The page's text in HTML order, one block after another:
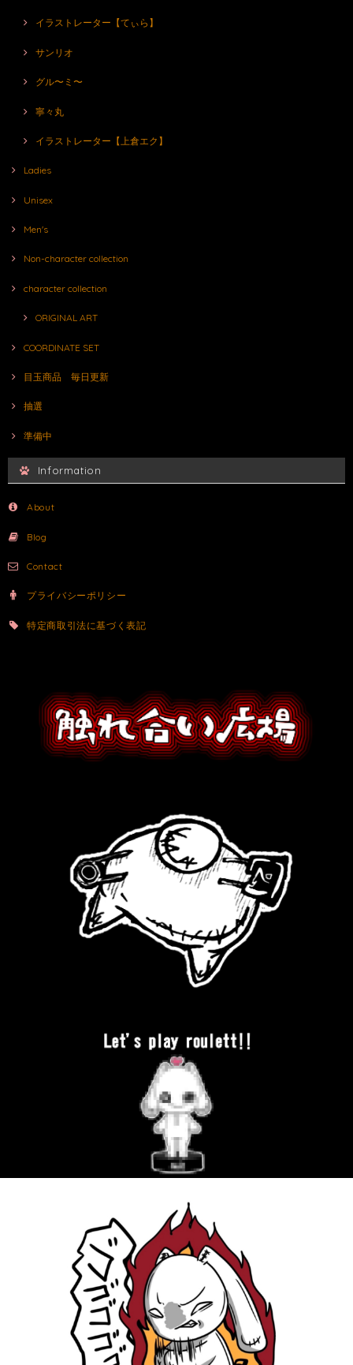
イラストレーター【てぃら】
サンリオ
グル〜ミ〜
寧々丸
イラストレーター【上倉エク】
Ladies
Unisex
Men's
Non-character collection
character collection
ORIGINAL ART
COORDINATE SET
目玉商品 毎日更新
抽選
準備中
Information
About
Blog
Contact
プライバシーポリシー
特定商取引法に基づく表記